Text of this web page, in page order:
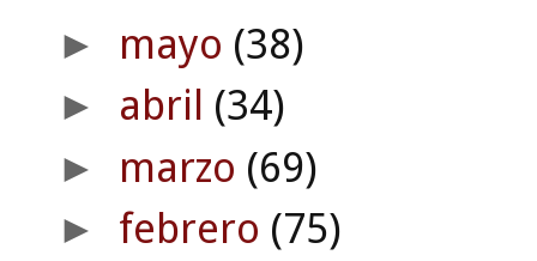
► mayo (38)
► abril (34)
► marzo (69)
► febrero (75)